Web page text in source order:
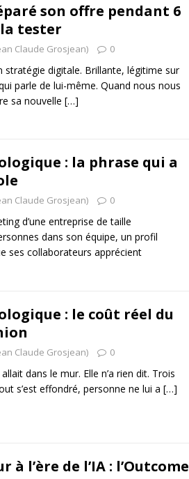
son offre pendant 6
tester
Claude Grosjean) 0
stratégie digitale. Brillante, légitime sur
parle de lui-même. Quand nous nous
sa nouvelle […]
: la phrase qui a
Claude Grosjean) 0
d’une entreprise de taille
dans son équipe, un profil
ses collaborateurs apprécient
: le coût réel du
Claude Grosjean) 0
dans le mur. Elle n’a rien dit. Trois
s’est effondré, personne ne lui a […]
l’ère de l’IA : l’Outcome